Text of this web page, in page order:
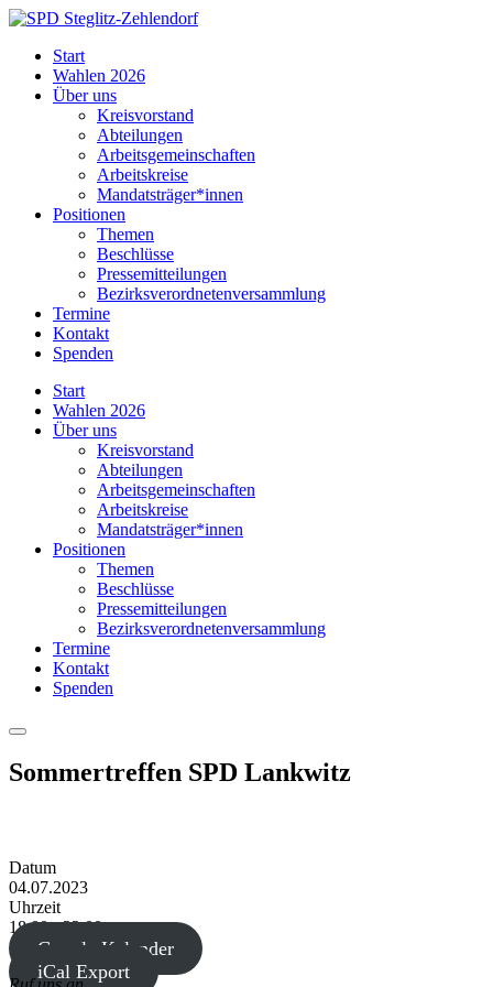
Skip
content
Steglitz-
Zehlendorf
Start
Wahlen 2026
Über uns
Kreisvorstand
Abteilungen
Arbeitsgemeinschaften
Arbeitskreise
Mandatsträger*innen
Positionen
Themen
Beschlüsse
Pressemitteilungen
Bezirksverordnetenversammlung
Termine
Kontakt
Spenden
Start
Wahlen 2026
Über uns
Kreisvorstand
Abteilungen
Arbeitsgemeinschaften
Arbeitskreise
Mandatsträger*innen
Positionen
Themen
Beschlüsse
Pressemitteilungen
Bezirksverordnetenversammlung
Termine
Kontakt
Spenden
Menu
Sommertreffen SPD Lankwitz
Datum
04.07.2023
Uhrzeit
18:00 - 22:00
Google Kalender
iCal Export